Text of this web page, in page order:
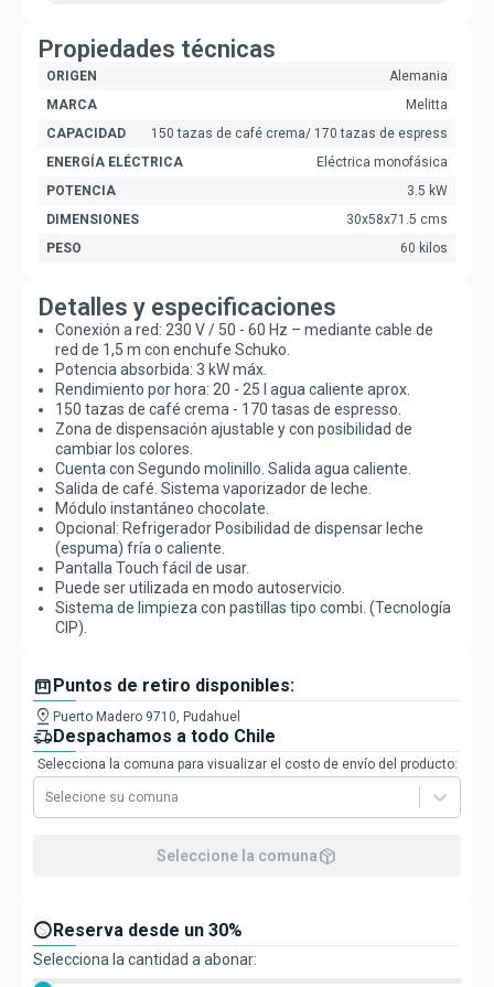
Propiedades técnicas
ORIGEN
Alemania
MARCA
Melitta
CAPACIDAD
150 tazas de café crema/ 170 tazas de espress
ENERGÍA ELÉCTRICA
Eléctrica monofásica
POTENCIA
3.5 kW
DIMENSIONES
30x58x71.5 cms
PESO
60 kilos
Detalles y especificaciones
Conexión a red: 230 V / 50 - 60 Hz – mediante cable de
red de 1,5 m con enchufe Schuko.
Potencia absorbida: 3 kW máx.
Rendimiento por hora: 20 - 25 l agua caliente aprox.
150 tazas de café crema - 170 tasas de espresso.
Zona de dispensación ajustable y con posibilidad de
cambiar los colores.
Cuenta con Segundo molinillo. Salida agua caliente.
Salida de café. Sistema vaporizador de leche.
Módulo instantáneo chocolate.
Opcional: Refrigerador Posibilidad de dispensar leche
(espuma) fría o caliente.
Pantalla Touch fácil de usar.
Puede ser utilizada en modo autoservicio.
Sistema de limpieza con pastillas tipo combi. (Tecnología
CIP).
boxPuntos de retiro disponibles:
pin_drop Puerto Madero 9710, Pudahuel
delivery_truck_speedDespachamos a todo Chile
Selecciona la comuna para visualizar el costo de envío del producto:
Selecione su comuna
Seleccione la comunapackage_2
paidReserva desde un 30%
Selecciona la cantidad a abonar: